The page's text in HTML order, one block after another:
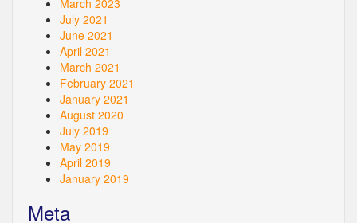
March 2023
July 2021
June 2021
April 2021
March 2021
February 2021
January 2021
August 2020
July 2019
May 2019
April 2019
January 2019
Meta